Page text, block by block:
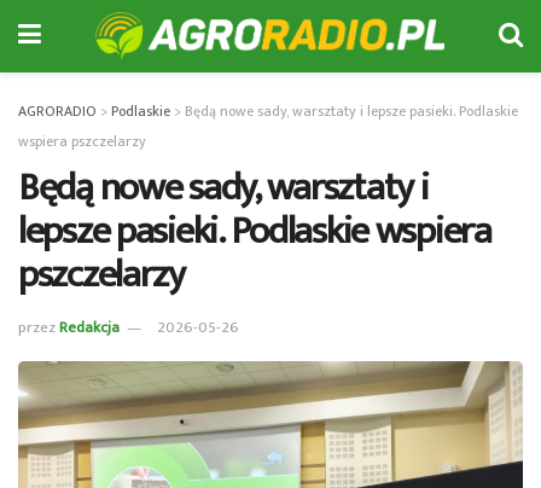
AGRORADIO >Podlaskie > Będą nowe sady, warsztaty i lepsze pasieki. Podlaskie
wspiera pszczelarzy
Będą nowe sady, warsztaty i
lepsze pasieki. Podlaskie wspiera
pszczelarzy
przezRedakcja 2026-05-26